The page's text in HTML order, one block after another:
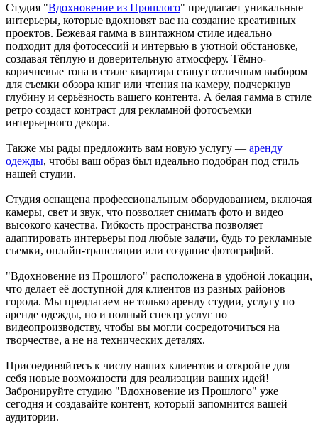
Студия "Вдохновение из Прошлого" предлагает уникальные
интерьеры, которые вдохновят вас на создание креативных
проектов. Бежевая гамма в винтажном стиле идеально
подходит для фотосессий и интервью в уютной обстановке,
создавая тёплую и доверительную атмосферу. Тёмно-
коричневые тона в стиле квартира станут отличным выбором
для съемки обзора книг или чтения на камеру, подчеркнув
глубину и серьёзность вашего контента. А белая гамма в стиле
ретро создаст контраст для рекламной фотосъемки
интерьерного декора.
Также мы рады предложить вам новую услугу — аренду
одежды, чтобы ваш образ был идеально подобран под стиль
нашей студии.
Студия оснащена профессиональным оборудованием, включая
камеры, свет и звук, что позволяет снимать фото и видео
высокого качества. Гибкость пространства позволяет
адаптировать интерьеры под любые задачи, будь то рекламные
съемки, онлайн-трансляции или создание фотографий.
"Вдохновение из Прошлого" расположена в удобной локации,
что делает её доступной для клиентов из разных районов
города. Мы предлагаем не только аренду студии, услугу по
аренде одежды, но и полный спектр услуг по
видеопроизводству, чтобы вы могли сосредоточиться на
творчестве, а не на технических деталях.
Присоединяйтесь к числу наших клиентов и откройте для
себя новые возможности для реализации ваших идей!
Забронируйте студию "Вдохновение из Прошлого" уже
сегодня и создавайте контент, который запомнится вашей
аудитории.